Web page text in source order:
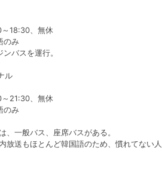
18:30、無休
のみ
バスを運行。
ル
21:30、無休
のみ
一般バス、座席バスがある。
放送もほとんど韓国語のため、慣れてない